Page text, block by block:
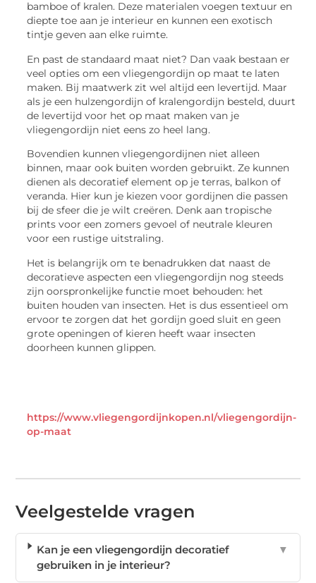
bamboe of kralen. Deze materialen voegen textuur en
diepte toe aan je interieur en kunnen een exotisch
tintje geven aan elke ruimte.
En past de standaard maat niet? Dan vaak bestaan er
veel opties om een vliegengordijn op maat te laten
maken. Bij maatwerk zit wel altijd een levertijd. Maar
als je een hulzengordijn of kralengordijn besteld, duurt
de levertijd voor het op maat maken van je
vliegengordijn niet eens zo heel lang.
Bovendien kunnen vliegengordijnen niet alleen
binnen, maar ook buiten worden gebruikt. Ze kunnen
dienen als decoratief element op je terras, balkon of
veranda. Hier kun je kiezen voor gordijnen die passen
bij de sfeer die je wilt creëren. Denk aan tropische
prints voor een zomers gevoel of neutrale kleuren
voor een rustige uitstraling.
Het is belangrijk om te benadrukken dat naast de
decoratieve aspecten een vliegengordijn nog steeds
zijn oorspronkelijke functie moet behouden: het
buiten houden van insecten. Het is dus essentieel om
ervoor te zorgen dat het gordijn goed sluit en geen
grote openingen of kieren heeft waar insecten
doorheen kunnen glippen.
https://www.vliegengordijnkopen.nl/vliegengordijn-
op-maat
Veelgestelde vragen
Kan je een vliegengordijn decoratief
gebruiken in je interieur?
▼